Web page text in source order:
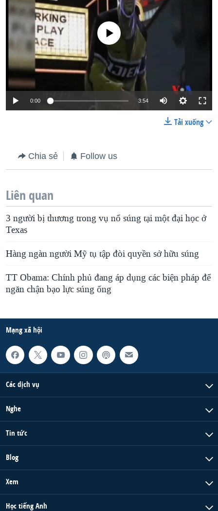
No media source currently available
0:00 3:54
Tải xuống
Chia sẻ Follow us
Liên quan
3 người bị thương trong vụ nổ súng tại một đại học ở
Texas
Hàng ngàn người Mỹ tụ tập đòi quyền sở hữu súng
TT Obama: Chính phủ đang áp dụng các biện pháp để
ngăn chận bạo lực súng ống
Mạng xã hội
Các dịch vụ
Nghe
Tin tức
Blog
Xem
Học tiếng Anh